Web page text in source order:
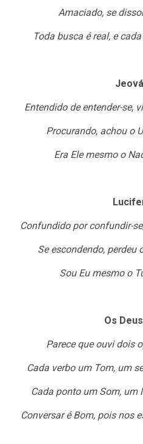
Amaciado, se
Toda busca é real, e
Jeová
Entendido de entender-se,
Procurando, achou o
Era Ele mesmo o
Confundido por confundir-
Se escondendo, perdeu
Sou Eu mesmo o
Os
Parece que ouvi dois
Cada verbo um Tom, um
Cada ponto um Som, um
Conversar é Bom, pois nos